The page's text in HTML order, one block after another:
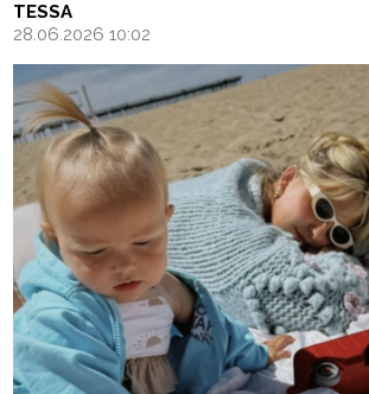
TESSA
28.06.2026 10:02